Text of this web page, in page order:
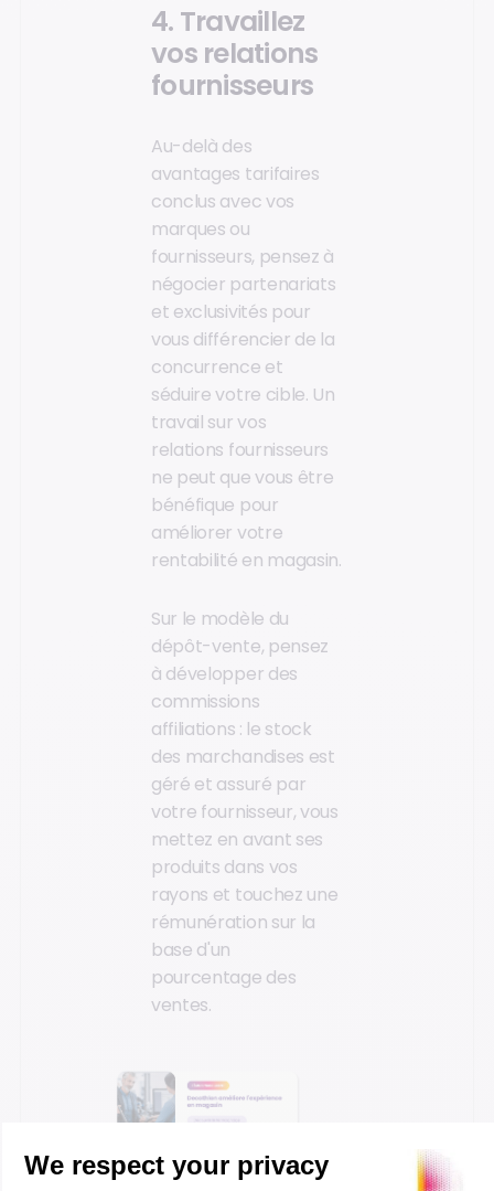
4. Travaillez
vos relations
fournisseurs
Au-delà des
avantages tarifaires
conclus avec vos
marques ou
fournisseurs, pensez à
négocier partenariats
et exclusivités pour
vous différencier de la
concurrence et
séduire votre cible. Un
travail sur vos
relations fournisseurs
ne peut que vous être
bénéfique pour
améliorer votre
rentabilité en magasin.
Sur le modèle du
dépôt-vente, pensez
à développer des
commissions
affiliations : le stock
des marchandises est
géré et assuré par
votre fournisseur, vous
mettez en avant ses
produits dans vos
rayons et touchez une
rémunération sur la
base d'un
pourcentage des
ventes.